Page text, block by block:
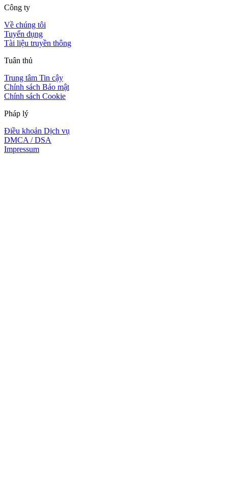
Công ty
Về chúng tôi
Tuyển dụng
Tài liệu truyền thông
Tuân thủ
Trung tâm Tin cậy
Chính sách Bảo mật
Chính sách Cookie
Pháp lý
Điều khoản Dịch vụ
DMCA / DSA
Impressum